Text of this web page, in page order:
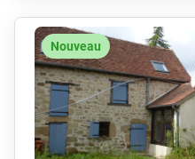
Nouveau